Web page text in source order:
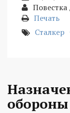
Повестка
Печать
Сталкер